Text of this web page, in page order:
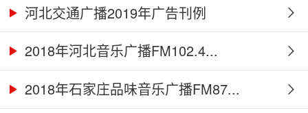
河北交通广播2019年广告刊例
2018年河北音乐广播FM102.4...
2018年石家庄品味音乐广播FM87...